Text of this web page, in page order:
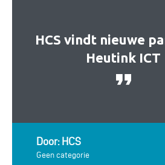
HCS vindt nieuwe
Heutink ICT
Door: HCS
Geen categorie